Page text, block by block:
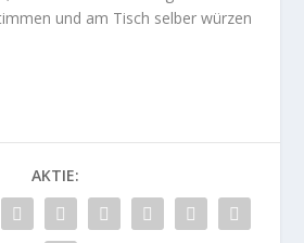
und am Tisch selber würzen
AKTIE: